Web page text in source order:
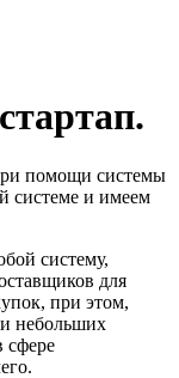
помощи системы
системе и имеем
систему,
для
при этом,
небольших
сфере